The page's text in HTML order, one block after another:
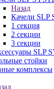
Назад
Качели SLP
1 секция
2 секции
3 секции
SLP
стойки
комплексы